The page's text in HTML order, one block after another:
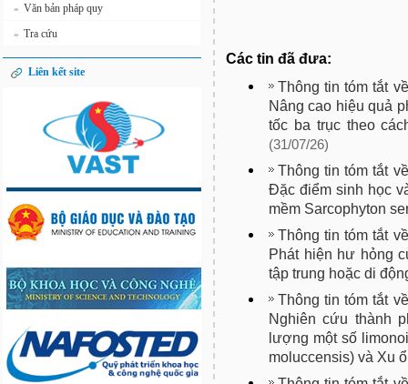
» Văn bản pháp quy
» Tra cứu
Liên kết site
Các tin đã đưa:
Thông tin tóm tắt
Nâng cao hiệu quả
tốc ba trục theo
(31/07/26)
Thông tin tóm tắt
Đặc điểm sinh học
mềm Sarcophyton
Thông tin tóm tắt
Phát hiện hư hỏng
tập trung hoặc di
Thông tin tóm tắt
Nghiên cứu thành
lượng một số
moluccensis) và Xu